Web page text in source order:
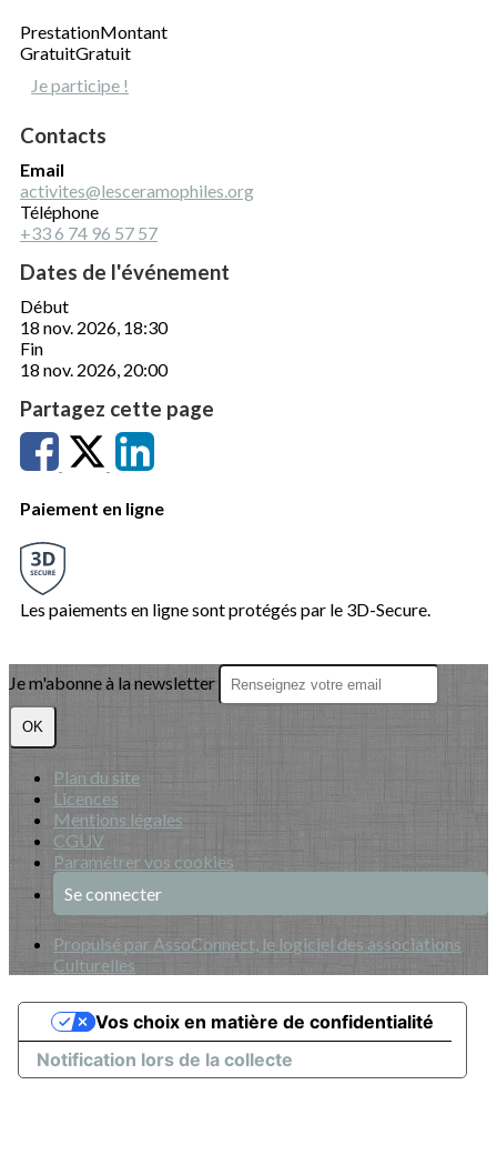
PrestationMontant
GratuitGratuit
Je participe !
Contacts
Email
activites@lesceramophiles.org
Téléphone
+33 6 74 96 57 57
Dates de l'événement
Début
18 nov. 2026, 18:30
Fin
18 nov. 2026, 20:00
Partagez cette page
Paiement en ligne
Les paiements en ligne sont protégés par le 3D-Secure.
Je m'abonne à la newsletter
OK
Plan du site
Licences
Mentions légales
CGUV
Paramétrer vos cookies
Se connecter
Propulsé par AssoConnect, le logiciel des associations
Culturelles
Notification lors de la collecte
Vos choix en matière de confidentialité